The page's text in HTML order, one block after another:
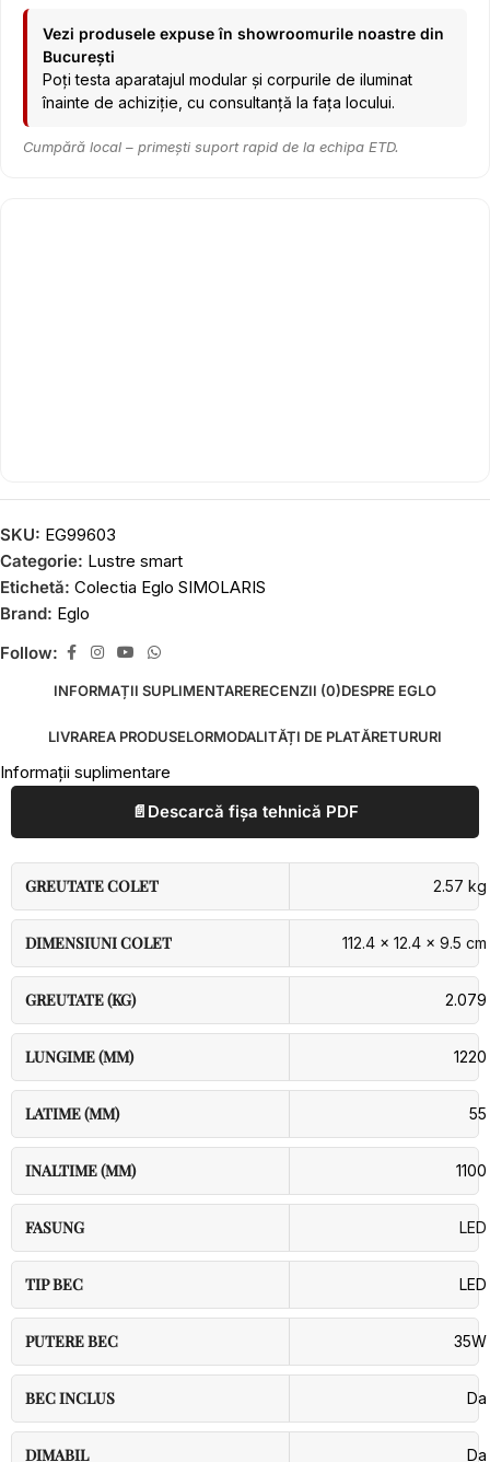
Vezi produsele expuse în showroomurile noastre din
București
Poți testa aparatajul modular și corpurile de iluminat
înainte de achiziție, cu consultanță la fața locului.
Cumpără local – primești suport rapid de la echipa ETD.
SKU: EG99603
Categorie: Lustre smart
Etichetă: Colectia Eglo SIMOLARIS
Brand: Eglo
Follow:
INFORMAȚII SUPLIMENTARERECENZII (0)DESPRE EGLO
LIVRAREA PRODUSELORMODALITĂȚI DE PLATĂRETURURI
Informații suplimentare
📄 Descarcă fișa tehnică PDF
GREUTATE COLET 2.57 kg
DIMENSIUNI COLET 112.4 × 12.4 × 9.5 cm
GREUTATE (KG) 2.079
LUNGIME (MM) 1220
LATIME (MM) 55
INALTIME (MM) 1100
FASUNG LED
TIP BEC LED
PUTERE BEC 35W
BEC INCLUS Da
DIMABIL Da